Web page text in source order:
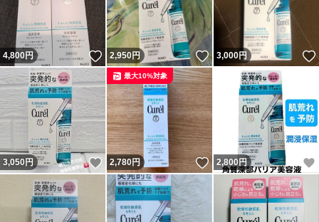
4,800円 いいね！
2,950円 いいね！
3,000円
3,050円 いいね！
2,780円 いいね！
最大10%対象
2,800円